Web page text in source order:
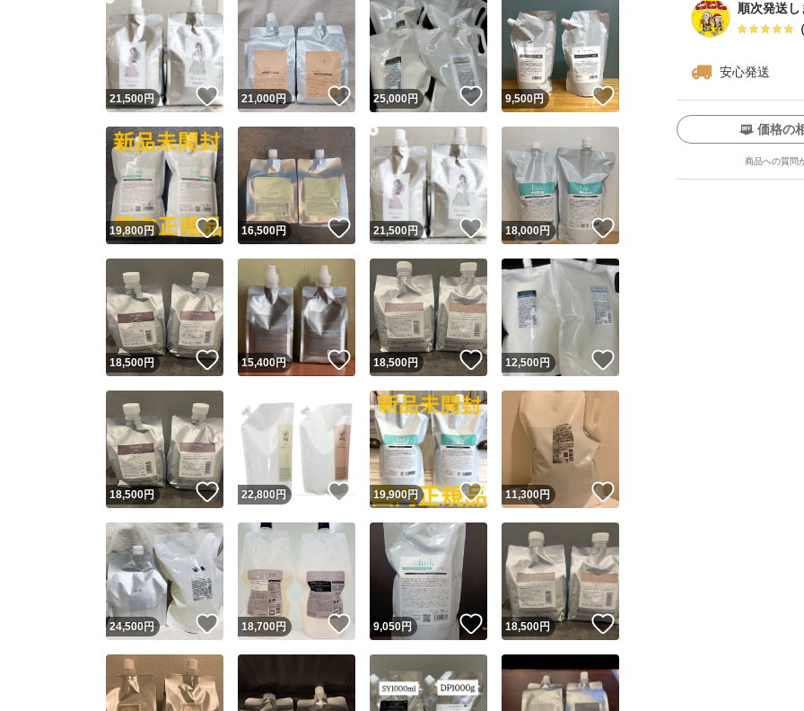
順次発送し
（
安心発送
ユーザーの実績について
Yahoo!フリマが定めた一定の基準を満たしたユーザーにバッジを付与しています
安心取引出品者
安心取引出品者 Yahoo!フリマの基準をクリアした安心・安全なユーザーです
取引実績
取引実績◯+ このユーザーはYahoo!フリマの取引を完了させた実績がありま
他フリマ実績◯+ このユーザーは他フリマサービスでの取引実績があります
スピード&安心発送
※このバッジは実績に基づく表示であり、発送を保証しているものではありません
価格の
商品への質問
この商品の情報をコピーします
商品画像の無断転載は禁止されています
コピーは1商品につき1回です
出品ページへ
キャンセル
21,500円 いいね！
21,000円 いいね！
25,000円 いいね！
9,500円 いいね！
19,800円 いいね！
16,500円 いいね！
21,500円 いいね！
18,000円 いいね！
18,500円 いいね！
15,400円 いいね！
18,500円 いいね！
12,500円
18,500円 いいね！
22,800円 いいね！
19,900円 いいね！
11,300円
24,500円 いいね！
18,700円 いいね！
9,050円 いいね！
18,500円 いいね！